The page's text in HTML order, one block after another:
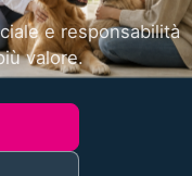
e responsabilità
valore.